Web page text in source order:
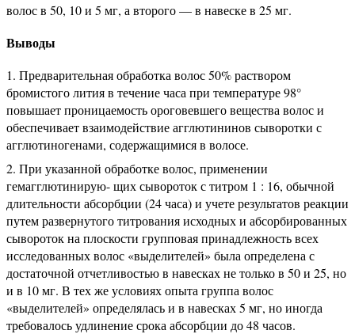
волос в 50, 10 и 5 мг, а второго — в навеске в 25 мг.
Выводы
Предварительная обработка волос 50% раствором
бромистого лития в течение часа при температуре 98°
повышает проницаемость ороговевшего вещества волос и
обеспечивает взаимодействие агглютининов сыворотки с
агглютиногенами, содержащимися в волосе.
При указанной обработке волос, применении
гемагглютинирую- щих сывороток с титром 1 : 16, обычной
длительности абсорбции (24 часа) и учете результатов реакции
путем развернутого титрования исходных и абсорбированных
сывороток на плоскости групповая принадлежность всех
исследованных волос «выделителей» была определена с
достаточной отчетливостью в навесках не только в 50 и 25, но
и в 10 мг. В тех же условиях опыта группа волос
«выделителей» определялась и в навесках 5 мг, но иногда
требовалось удлинение срока абсорбции до 48 часов.